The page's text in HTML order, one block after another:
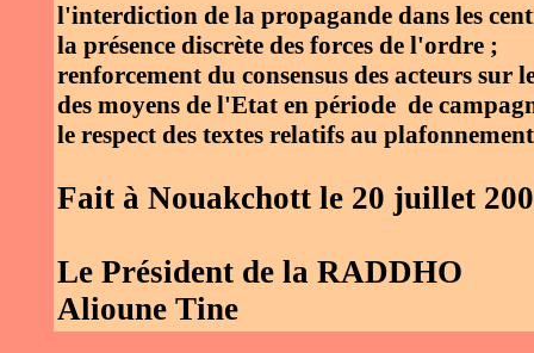
l'interdiction de la propagande dans les
la présence discrète des forces de l'ordre ;
renforcement du consensus des acteurs
des moyens de l'Etat en période de
le respect des textes relatifs au
Fait à Nouakchott le 20 juillet
Le Président de la RADDHO
Alioune Tine